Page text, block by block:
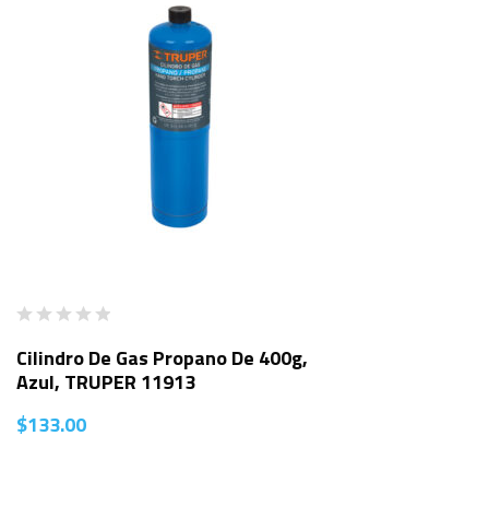
Cilindro De Gas Propano De 400g,
Azul, TRUPER 11913
$133.00